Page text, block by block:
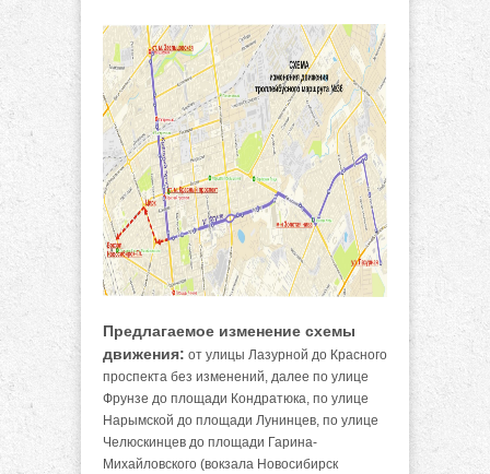
Предлагаемое изменение схемы
движения: от улицы Лазурной до Красного
проспекта без изменений, далее по улице
Фрунзе до площади Кондратюка, по улице
Нарымской до площади Лунинцев, по улице
Челюскинцев до площади Гарина-
Михайловского (вокзала Новосибирск